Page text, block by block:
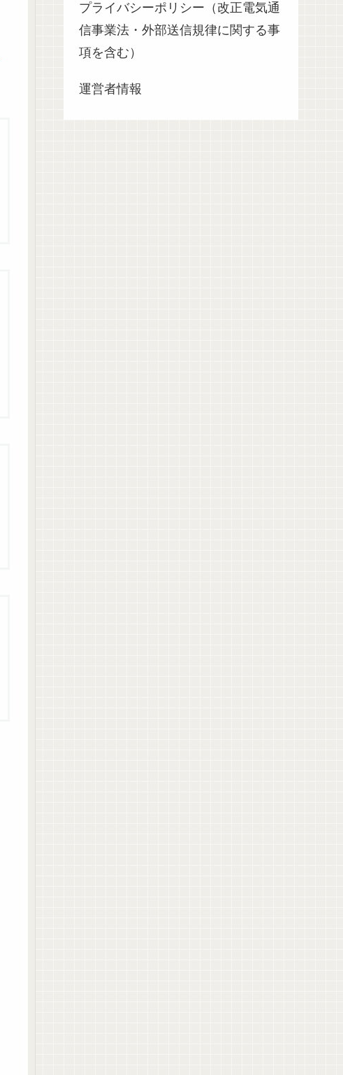
プライバシーポリシー（改正電気通
信事業法・外部送信規律に関する事
項を含む）
運営者情報